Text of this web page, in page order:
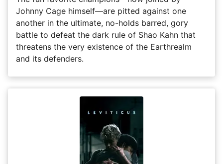
Johnny Cage himself—are pitted against one
another in the ultimate, no-holds barred, gory
battle to defeat the dark rule of Shao Kahn that
threatens the very existence of the Earthrealm
and its defenders.